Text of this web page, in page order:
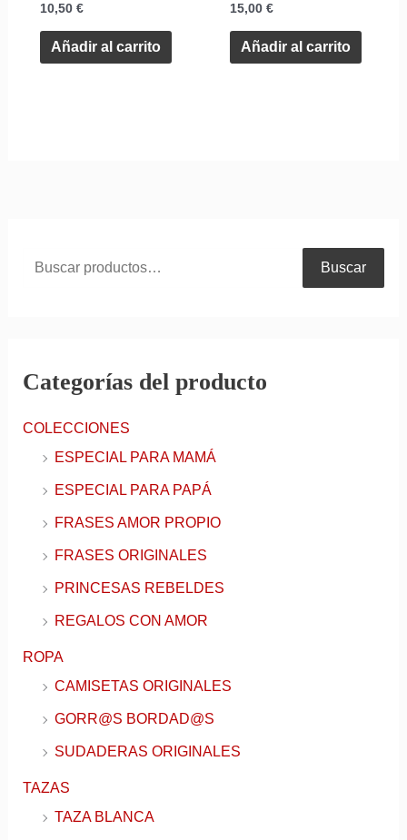
10,50 €
Añadir al carrito
15,00€
Añadir al carrito
Buscar
Categorías del producto
COLECCIONES
ESPECIAL PARA MAMÁ
ESPECIAL PARA PAPÁ
FRASES AMOR PROPIO
FRASES ORIGINALES
PRINCESAS REBELDES
REGALOS CON AMOR
ROPA
CAMISETAS ORIGINALES
GORR@S BORDAD@S
SUDADERAS ORIGINALES
TAZAS
TAZA BLANCA